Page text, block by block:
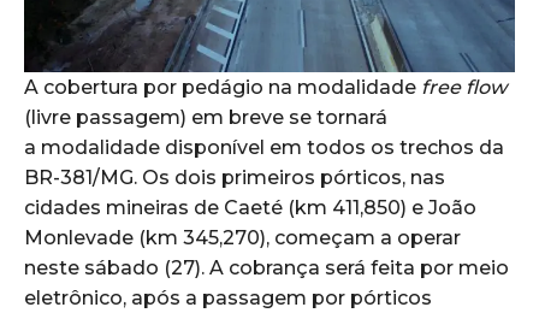
A cobertura por pedágio na modalidade free flow
(livre passagem) em breve se tornará
a modalidade disponível em todos os trechos da
BR-381/MG. Os dois primeiros pórticos, nas
cidades mineiras de Caeté (km 411,850) e João
Monlevade (km 345,270), começam a operar
neste sábado (27). A cobrança será feita por meio
eletrônico, após a passagem por pórticos